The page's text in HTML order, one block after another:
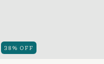
38% OFF